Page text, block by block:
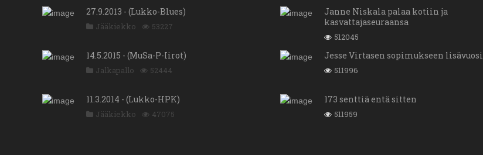
27.9.2013 - (Lukko-Blues)
Jääkiekko 53227
14.5.2015 - (MuSa-P-Iirot)
Jalkapallo 52444
11.3.2014 - (Lukko-HPK)
Jääkiekko 47075
Janne Niskala palaa kotiin ja
kasvattajaseuraansa
512045
Jesse Virtasen sopimukseen lisävuosi
511996
173 senttiä entä sitten
511959